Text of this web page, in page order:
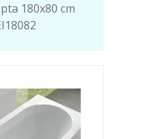
180x80 cm